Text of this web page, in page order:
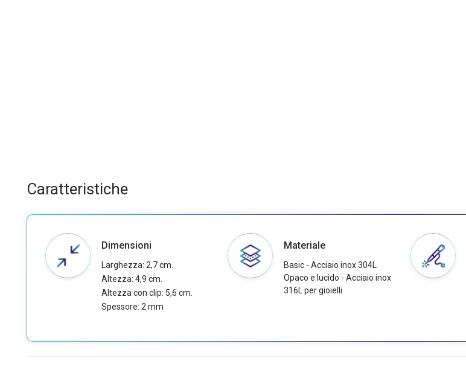
Caratteristiche
Dimensioni
Larghezza: 2,7 cm.
Altezza: 4,9 cm.
Altezza con clip: 5,6 cm.
Spessore: 2 mm
Materiale
Basic - Acciaio inox 304L
Opaco e lucido - Acciaio inox
316L per gioielli